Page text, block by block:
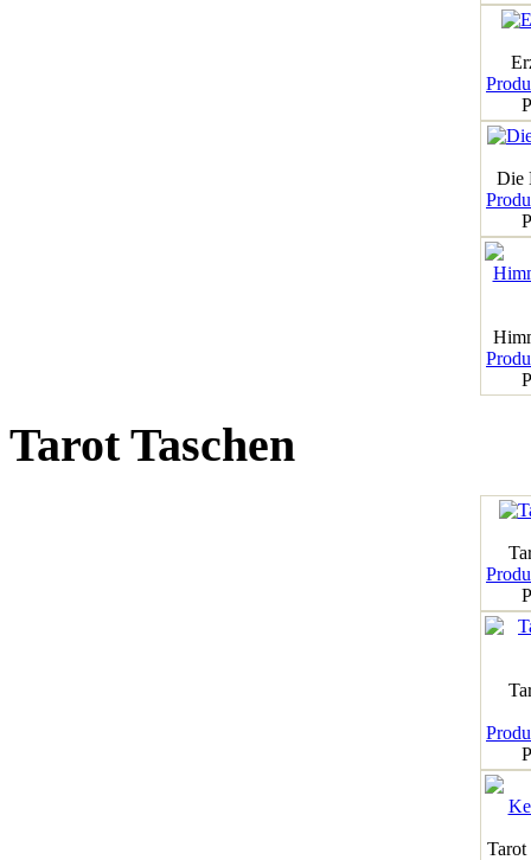
Die
Tarot Taschen
Tarot